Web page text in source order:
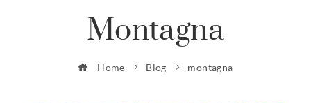
Montagna
Home Blog montagna